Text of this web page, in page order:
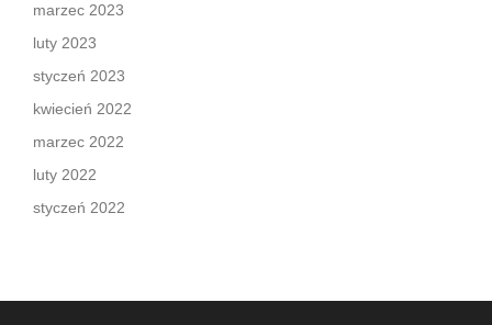
marzec 2023
luty 2023
styczeń 2023
kwiecień 2022
marzec 2022
luty 2022
styczeń 2022